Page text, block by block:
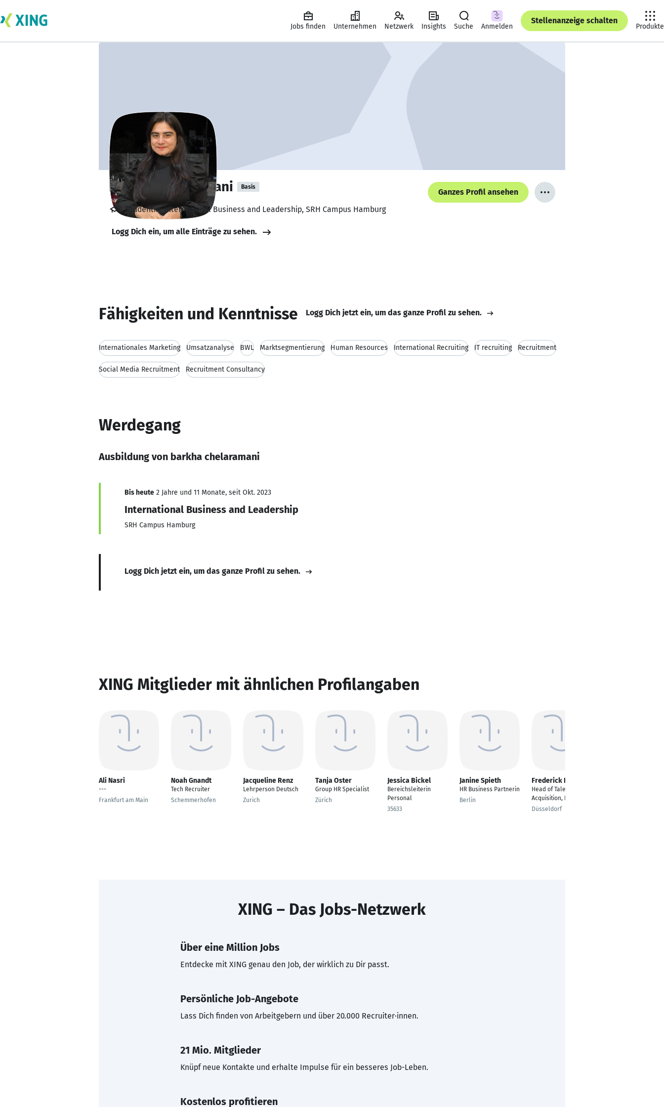
Jobs finden Unternehmen Netzwerk Insights Suche Anmelden
Stellenanzeige schalten
Produkte
barkha chelaramani Basis
Ganzes Profil ansehen
Studentin, International Business and Leadership, SRH Campus Hamburg
Logg Dich ein, um alle Einträge zu sehen.
Fähigkeiten und Kenntnisse Logg Dich jetzt ein, um das ganze Profil zu sehen.
Internationales Marketing Umsatzanalyse BWL Marktsegmentierung Human Resources International Recruiting IT recruiting Recruitment
Social Media Recruitment Recruitment Consultancy
Werdegang
Ausbildung von barkha chelaramani
Bis heute 2 Jahre und 11 Monate, seit Okt. 2023
International Business and Leadership
SRH Campus Hamburg
Logg Dich jetzt ein, um das ganze Profil zu sehen.
XING Mitglieder mit ähnlichen Profilangaben
Ali Nasri
---
Frankfurt am Main
Noah Gnandt
Tech Recruiter
Schemmerhofen
Jacqueline Renz
Lehrperson Deutsch
Zurich
Tanja Oster
Group HR Specialist
Zürich
Jessica Bickel
Bereichsleiterin
Personal
35633
Janine Spieth
HR Business Partnerin
Berlin
Frederick Dohn
Head of Talent
Acquisition, EMEA
Düsseldorf
XING – Das Jobs-Netzwerk
Über eine Million Jobs
Entdecke mit XING genau den Job, der wirklich zu Dir passt.
Persönliche Job-Angebote
Lass Dich finden von Arbeitgebern und über 20.000 Recruiter·innen.
21 Mio. Mitglieder
Knüpf neue Kontakte und erhalte Impulse für ein besseres Job-Leben.
Kostenlos profitieren